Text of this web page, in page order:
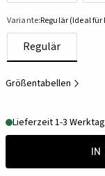
Variante:Regulär (Ideal
Regulär
Größentabellen
Lieferzeit 1-3
In